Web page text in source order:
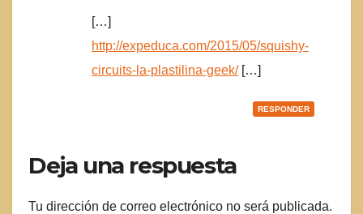
[…]
http://expeduca.com/2015/05/squishy-
circuits-la-plastilina-geek/[…]
RESPONDER
Deja una respuesta
Tu dirección de correo electrónico no será publicada.